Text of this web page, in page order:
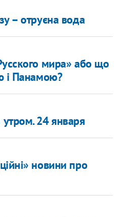
– отруєна вода
мира» або що
і Панамою?
24 января
новини про